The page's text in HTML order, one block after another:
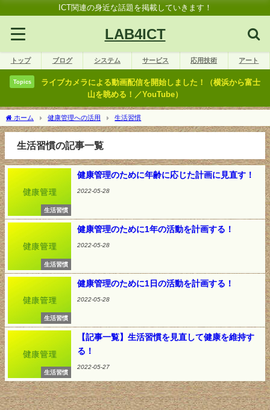
ICT関連の身近な話題を掲載していきます！
LAB4ICT
トップ ブログ システム サービス 応用技術 アート
Topics
ライブカメラによる動画配信を開始しました！（横浜から富士
山を眺める！／YouTube）
ホーム 健康管理への活用 生活習慣
生活習慣の記事一覧
生活習慣
健康管理のために年齢に応じた計画に見直す！
2022-05-28
生活習慣
健康管理のために1年の活動を計画する！
2022-05-28
生活習慣
健康管理のために1日の活動を計画する！
2022-05-28
生活習慣
【記事一覧】生活習慣を見直して健康を維持す
る！
2022-05-27